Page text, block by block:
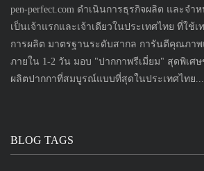
pen-perfect.com ดำเนินการธุรกิจผลิต และจำ
เป็นเจ้าแรกและเจ้าเดียวในประเทศไทย ที่ใช้
การผลิต มาตรฐานระดับสากล การันตีคุณภาพ
ภายใน 1-2 วัน มอบ "ปากกาพรีเมี่ยม" สุดพิเศ
ผลิตปากกาที่สมบูรณ์แบบที่สุดในประเทศไทย...
BLOG TAGS